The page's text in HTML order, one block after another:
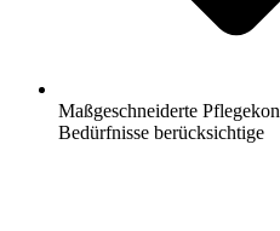
Maßgeschneiderte
Bedürfnisse berücksichtige